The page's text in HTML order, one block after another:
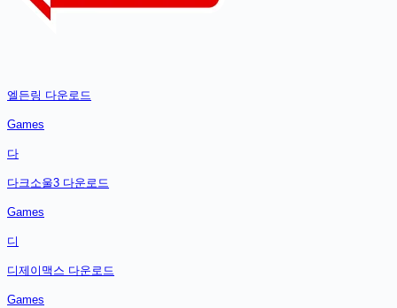
엘든링 다운로드
Games
다
다크소울3 다운로드
Games
디
디제이맥스 다운로드
Games